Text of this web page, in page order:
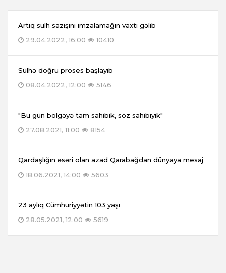
Artıq sülh sazişini imzalamağın vaxtı gəlib
29.04.2022, 16:00
10410
Sülhə doğru proses başlayıb
08.04.2022, 12:00
5146
"Bu gün bölgəyə tam sahibik, söz sahibiyik"
27.08.2021, 11:00
8154
Qardaşlığın əsəri olan azad Qarabağdan dünyaya mesaj
18.06.2021, 14:00
5603
23 aylıq Cümhuriyyətin 103 yaşı
28.05.2021, 12:00
5619